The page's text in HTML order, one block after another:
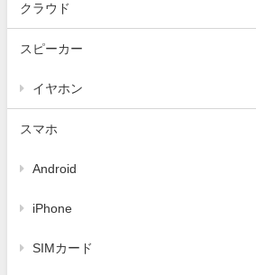
クラウド
スピーカー
イヤホン
スマホ
Android
iPhone
SIMカード